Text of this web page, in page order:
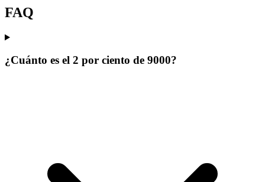
FAQ
¿Cuánto es el 2 por ciento de 9000?